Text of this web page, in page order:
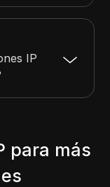
IP
para más